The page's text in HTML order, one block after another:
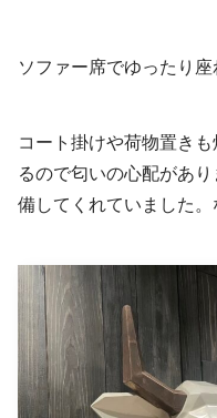
ソファー席でゆったり座
コート掛けや荷物置き
るので匂いの心配があ
備してくれていました